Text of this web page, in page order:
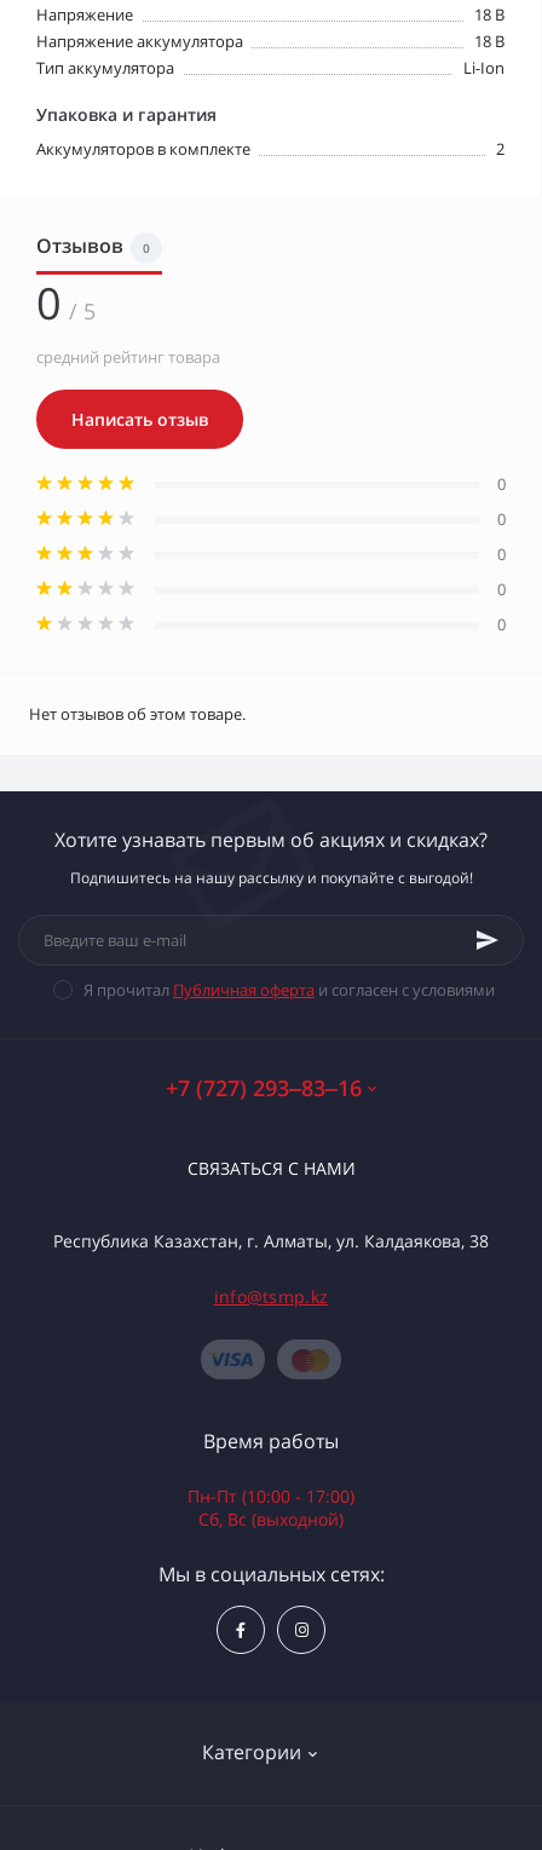
Напряжение
18 В
Напряжение аккумулятора
18 В
Тип аккумулятора
Li-Ion
Упаковка и гарантия
Аккумуляторов в комплекте 2
Отзывов 0
0 / 5
средний рейтинг товара
Написать отзыв
0
0
0
0
0
Нет отзывов об этом товаре.
Хотите узнавать первым об акциях и скидках?
Подпишитесь на нашу рассылку и покупайте с выгодой!
Я прочитал Публичная оферта и согласен с условиями
+7 (727) 293‒83‒16
СВЯЗАТЬСЯ С НАМИ
Республика Казахстан, г. Алматы, ул. Калдаякова, 38
info@tsmp.kz
Категории
Электроинструменты
Время работы
Пн-Пт (10:00 - 17:00)
Сб, Вс (выходной)
Мы в социальных сетях: